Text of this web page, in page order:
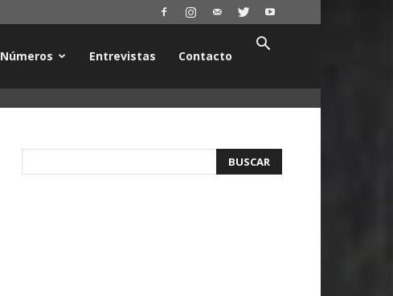
Números Entrevistas Contacto